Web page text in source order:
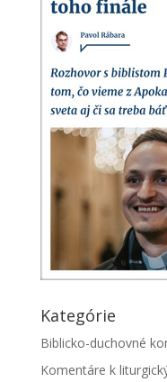
Kategórie
Biblicko-duchovné
Komentáre k